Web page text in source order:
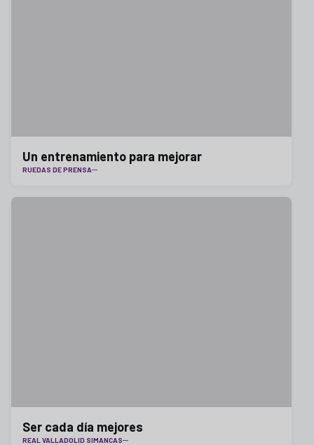
Un entrenamiento para mejorar
RUEDAS DE PRENSA
Ser cada día mejores
REAL VALLADOLID SIMANCAS